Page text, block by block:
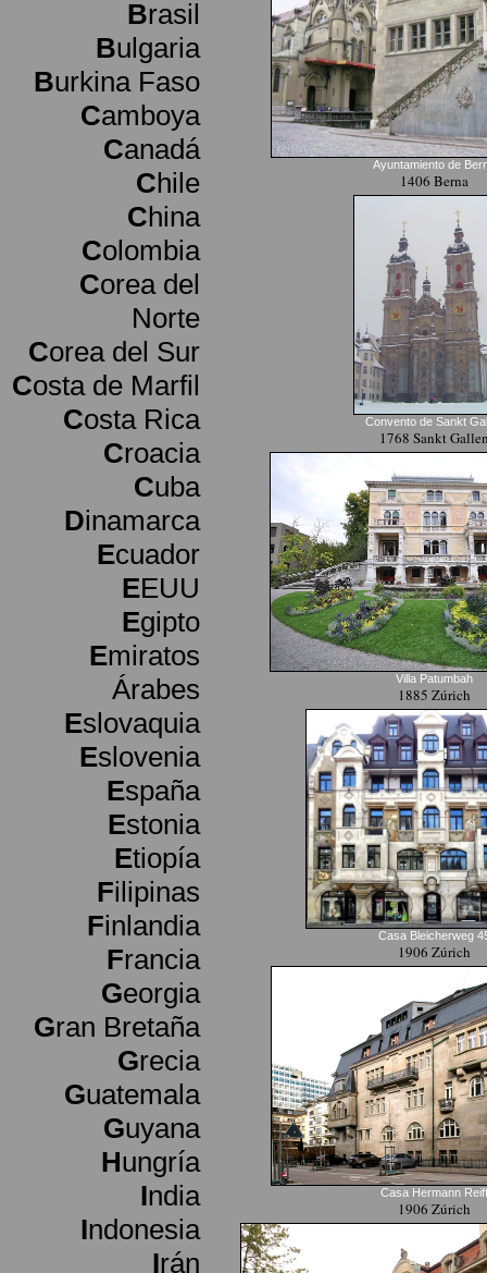
Brasil
Bulgaria
Burkina Faso
Camboya
Canadá
Chile
China
Colombia
Corea del
Norte
Corea del Sur
Costa de Marfil
Costa Rica
Croacia
Cuba
Dinamarca
Ecuador
EEUU
Egipto
Emiratos
Árabes
Eslovaquia
Eslovenia
España
Estonia
Etiopía
Filipinas
Finlandia
Francia
Georgia
Gran Bretaña
Grecia
Guatemala
Guyana
Hungría
India
Indonesia
Irán
Ayuntamiento de
1406 Berna
Convento de Sankt
1768 Sankt
Villa Patumbah
1885 Zúrich
Casa Bleicherweg
1906 Zúrich
Casa Hermann Reiff
1906 Zúrich